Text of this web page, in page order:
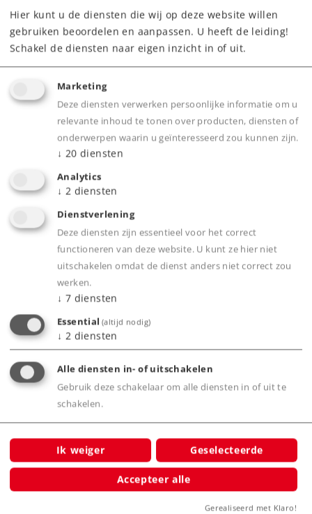
Webwinkel
Downloads
Onderdelen bestellen
Product
Productinfo
Grootbedrijf
Waarschuwing
Let op: Niet voor kinderen onder
de 15 jaar
Hier kunt u de diensten die wij op deze website willen
gebruiken beoordelen en aanpassen. U heeft de leiding!
Schakel de diensten naar eigen inzicht in of uit.
Marketing
Deze diensten verwerken persoonlijke informatie om u
relevante inhoud te tonen over producten, diensten of
onderwerpen waarin u geïnteresseerd zou kunnen zijn.
↓ 20 diensten
Analytics
↓ 2 diensten
Dienstverlening
Deze diensten zijn essentieel voor het correct
functioneren van deze website. U kunt ze hier niet
uitschakelen omdat de dienst anders niet correct zou
werken.
↓ 7 diensten
Essential (altijd nodig)
↓ 2 diensten
Alle diensten in- of uitschakelen
Gebruik deze schakelaar om alle diensten in of uit te
schakelen.
Ik weiger Geselecteerde
Accepteer alle
Gerealiseerd met Klaro!